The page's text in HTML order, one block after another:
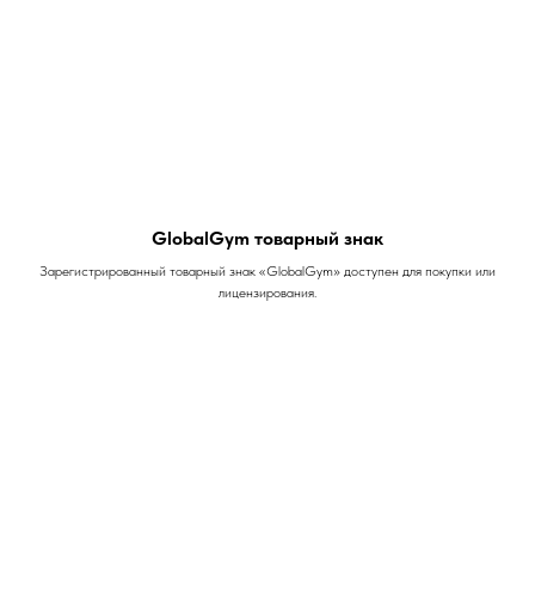
GlobalGym товарный знак
Зарегистрированный товарный знак «GlobalGym» доступен для покупки или
лицензирования.